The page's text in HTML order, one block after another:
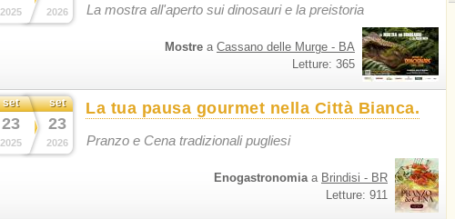
2025 2026 La mostra all'aperto sui dinosauri e la preistoria
Mostre a Cassano delle Murge - BA
Letture: 365
set
23
2025
set
23
2026
La tua pausa gourmet nella Città Bianca.
Pranzo e Cena tradizionali pugliesi
Enogastronomiaa Brindisi - BR
Letture: 911